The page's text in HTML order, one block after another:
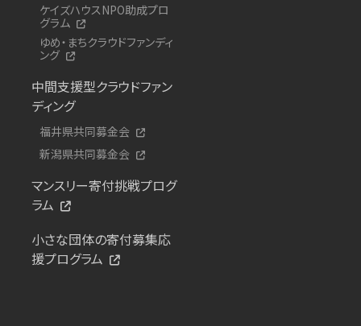
ケイズハウスNPO助成プロ
グラム
ゆめ・まちクラウドファンディ
ング
中間支援型クラウドファン
ディング
福井県共同募金会
新潟県共同募金会
マンスリー寄付挑戦プログ
ラム
小さな団体の寄付募集応
援プログラム